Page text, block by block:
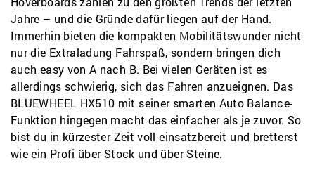
Jahre – und die Gründe dafür liegen auf der Hand.
Immerhin bieten die kompakten Mobilitätswunder nicht
nur die Extraladung Fahrspaß, sondern bringen dich
auch easy von A nach B. Bei vielen Geräten ist es
allerdings schwierig, sich das Fahren anzueignen. Das
BLUEWHEEL HX510 mit seiner smarten Auto Balance-
Funktion hingegen macht das einfacher als je zuvor. So
bist du in kürzester Zeit voll einsatzbereit und bretterst
wie ein Profi über Stock und über Steine.